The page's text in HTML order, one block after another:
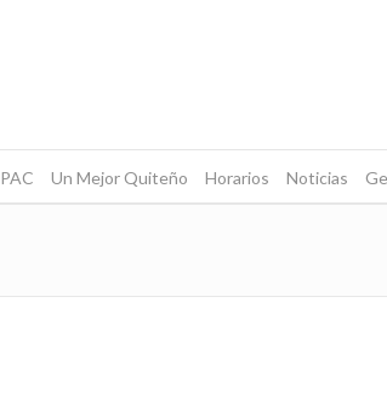
PAC Un Mejor Quiteño Horarios Noticias